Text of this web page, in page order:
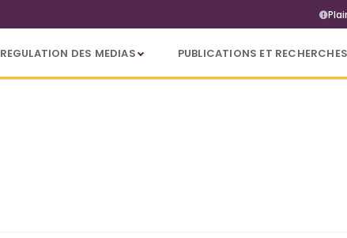
REGULATION DES MEDIAS PUBLICATIONS ET RECHERCHES